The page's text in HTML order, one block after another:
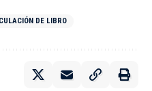
DE LIBRO